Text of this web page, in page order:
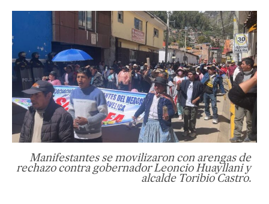
Manifestantes se movilizaron con arengas de
rechazo contra gobernador Leoncio Huayllani y
alcalde Toribio Castro.